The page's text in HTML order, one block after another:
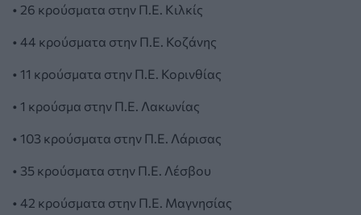
• 26 κρούσματα στην Π.Ε. Κιλκίς
• 44 κρούσματα στην Π.Ε. Κοζάνης
• 11 κρούσματα στην Π.Ε. Κορινθίας
• 1 κρούσμα στην Π.Ε. Λακωνίας
• 103 κρούσματα στην Π.Ε. Λάρισας
• 35 κρούσματα στην Π.Ε. Λέσβου
• 42 κρούσματα στην Π.Ε. Μαγνησίας